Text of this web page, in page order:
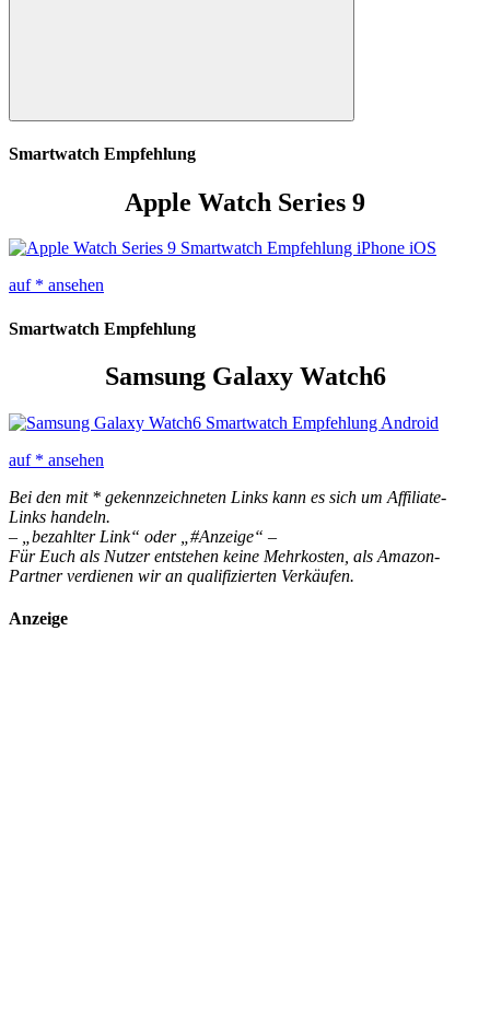
Suchen
Smartwatch Empfehlung
Apple Watch Series 9
auf * ansehen
Smartwatch Empfehlung
Samsung Galaxy Watch6
auf * ansehen
Bei den mit * gekennzeichneten Links kann es sich um Affiliate-
Links handeln.
– „bezahlter Link“ oder „#Anzeige“ –
Für Euch als Nutzer entstehen keine Mehrkosten, als Amazon-
Partner verdienen wir an qualifizierten Verkäufen.
Anzeige